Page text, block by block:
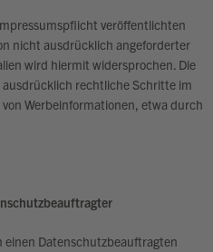
veröffentlichten
nicht ausdrücklich angeforderter
wird hiermit widersprochen. Die
rechtliche Schritte im
Werbeinformationen, etwa durch
Datenschutzbeauftragten